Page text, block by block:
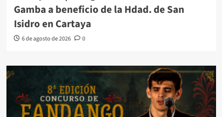
Gamba a beneficio de la Hdad. de San
Isidro en Cartaya
6 de agosto de 2026 0